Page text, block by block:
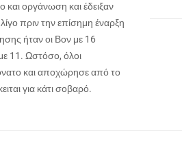
και οργάνωση και έδειξαν
πριν την επίσημη έναρξη
ήταν οι Βον με 16
11. Ωστόσο, όλοι
και αποχώρησε από το
για κάτι σοβαρό.